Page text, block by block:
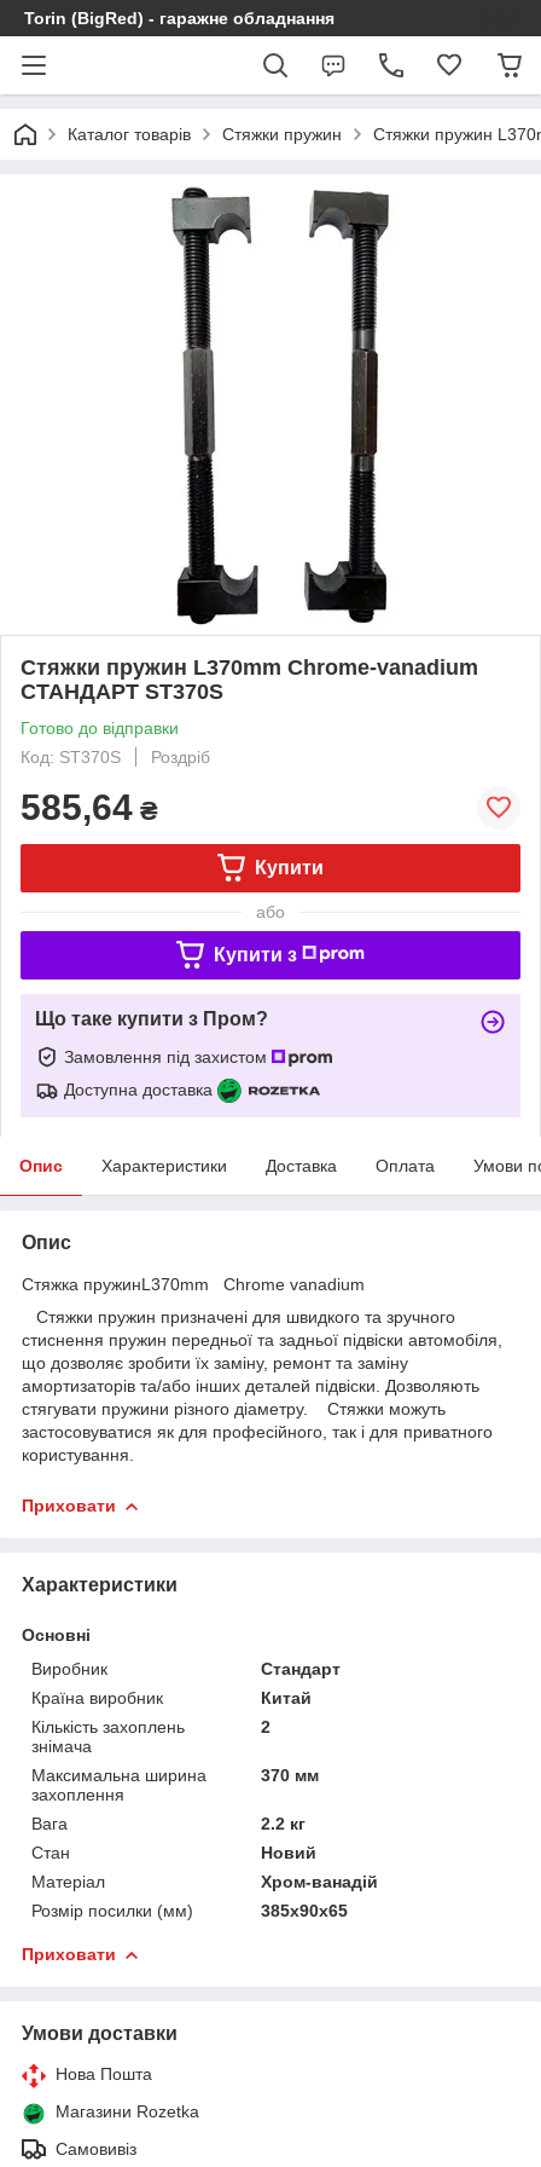
Torin (BigRed) - гаражне обладнання
Каталог товарів Стяжки пружин Стяжки пружин
Стяжки пружин L370mm Chrome-vanadium
СТАНДАРТ ST370S
Готово до відправки
Код: ST370S
Роздріб
585,64 ₴
Купити
або
Купити з
Що таке купити з Пром?
Замовлення під захистом
Доступна доставка
Опис Характеристики Доставка Оплата Умови
Опис
Стяжка пружинL370mm Chrome vanadium
Стяжки пружин призначені для швидкого та зручного
стиснення пружин передньої та задньої підвіски автомобіля,
що дозволяє зробити їх заміну, ремонт та заміну
амортизаторів та/або інших деталей підвіски. Дозволяють
стягувати пружини різного діаметру. Стяжки можуть
застосовуватися як для професійного, так і для приватного
користування.
Приховати
Характеристики
Основні
Виробник
Стандарт
Країна виробник
Китай
Кількість захоплень
знімача
2
Максимальна ширина
захоплення
370 мм
Вага
2.2 кг
Стан
Новий
Матеріал
Хром-ванадій
Розмір посилки (мм)
385x90x65
Приховати
Умови доставки
Нова Пошта
Магазини Rozetka
Самовивіз